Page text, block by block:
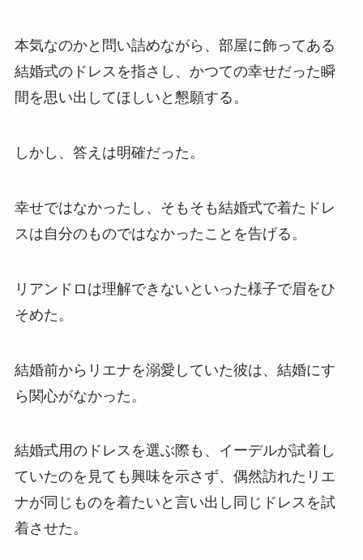
本気なのかと問い詰めながら、部屋に飾ってある
結婚式のドレスを指さし、かつての幸せだった瞬
間を思い出してほしいと懇願する。
しかし、答えは明確だった。
幸せではなかったし、そもそも結婚式で着たドレ
スは自分のものではなかったことを告げる。
リアンドロは理解できないといった様子で眉をひ
そめた。
結婚前からリエナを溺愛していた彼は、結婚にす
ら関心がなかった。
結婚式用のドレスを選ぶ際も、イーデルが試着し
ていたのを見ても興味を示さず、偶然訪れたリエ
ナが同じものを着たいと言い出し同じドレスを試
着させた。